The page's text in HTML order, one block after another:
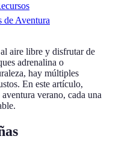
de Aventura
aire libre y disfrutar de
adrenalina o
hay múltiples
En este artículo,
verano, cada una